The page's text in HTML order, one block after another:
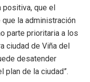
positiva, que el
la administración
parte prioritaria a los
ciudad de Viña del
desatender
plan de la ciudad”.